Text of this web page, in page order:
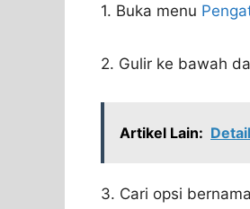
1. Buka menu
2. Gulir ke bawah
Artikel Lain:
3. Cari opsi